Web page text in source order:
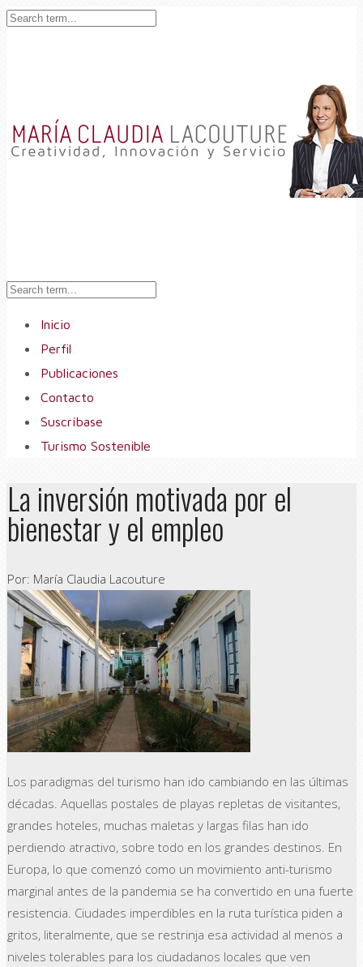
Inicio
Perfil
Publicaciones
Contacto
Suscríbase
Turismo Sostenible
La inversión motivada por el
bienestar y el empleo
Por: María Claudia Lacouture
Los paradigmas del turismo han ido cambiando en las últimas
décadas. Aquellas postales de playas repletas de visitantes,
grandes hoteles, muchas maletas y largas filas han ido
perdiendo atractivo, sobre todo en los grandes destinos. En
Europa, lo que comenzó como un movimiento anti-turismo
marginal antes de la pandemia se ha convertido en una fuerte
resistencia. Ciudades imperdibles en la ruta turística piden a
gritos, literalmente, que se restrinja esa actividad al menos a
niveles tolerables para los ciudadanos locales que ven